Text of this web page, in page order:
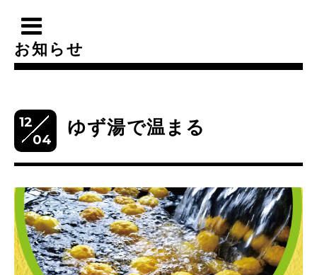
お知らせ
12
04
ゆず湯で温まる